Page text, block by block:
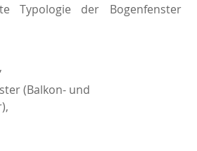
Typologie der Bogenfenster
(Balkon- und
),